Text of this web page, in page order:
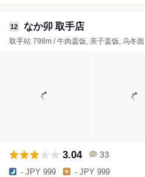
12 なか卯 取手店
取手站 798m / 牛肉盖饭, 亲子盖饭, 乌冬面
3.04 33
- JPY 999 - JPY 999